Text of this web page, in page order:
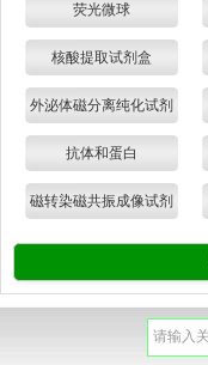
荧光微球
核酸提取试剂盒
外泌体磁分离纯化试剂
抗体和蛋白
磁转染磁共振成像试剂